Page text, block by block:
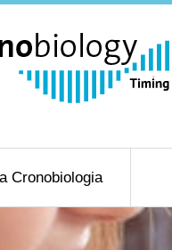
Cronobiologia